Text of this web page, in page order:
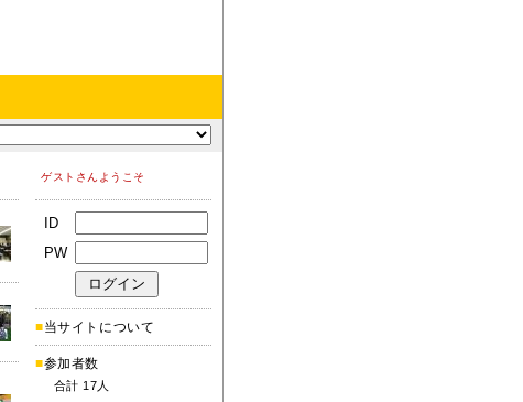
ゲストさんようこそ
ID
PW
■当サイトについて
■参加者数
合計 17人